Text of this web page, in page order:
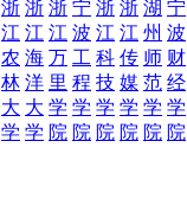
浙
江
农
林
大
学
浙
江
海
洋
大
学
浙
江
万
里
学
院
宁
波
工
程
学
院
浙
江
科
技
学
院
浙
江
传
媒
学
院
湖
州
师
范
学
院
宁
波
财
经
学
院